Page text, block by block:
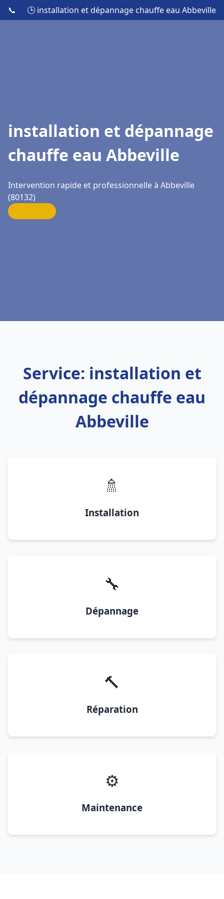
📞 🕒 installation et dépannage chauffe eau Abbeville
installation et dépannage
chauffe eau Abbeville
Intervention rapide et professionnelle à Abbeville
(80132)
Service: installation et
dépannage chauffe eau
Abbeville
🚿
Installation
🔧
Dépannage
🔨
Réparation
⚙️
Maintenance